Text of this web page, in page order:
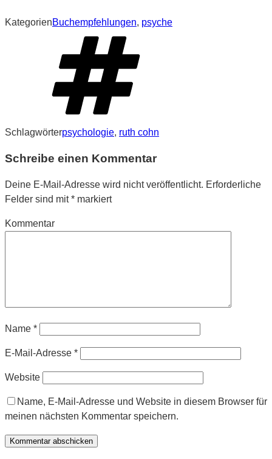
KategorienBuchempfehlungen, psyche
Schlagwörterpsychologie, ruth cohn
Schreibe einen Kommentar
Deine E-Mail-Adresse wird nicht veröffentlicht. Erforderliche
Felder sind mit* markiert
Kommentar
Name *
E-Mail-Adresse *
Website
Name, E-Mail-Adresse und Website in diesem Browser für
meinen nächsten Kommentar speichern.